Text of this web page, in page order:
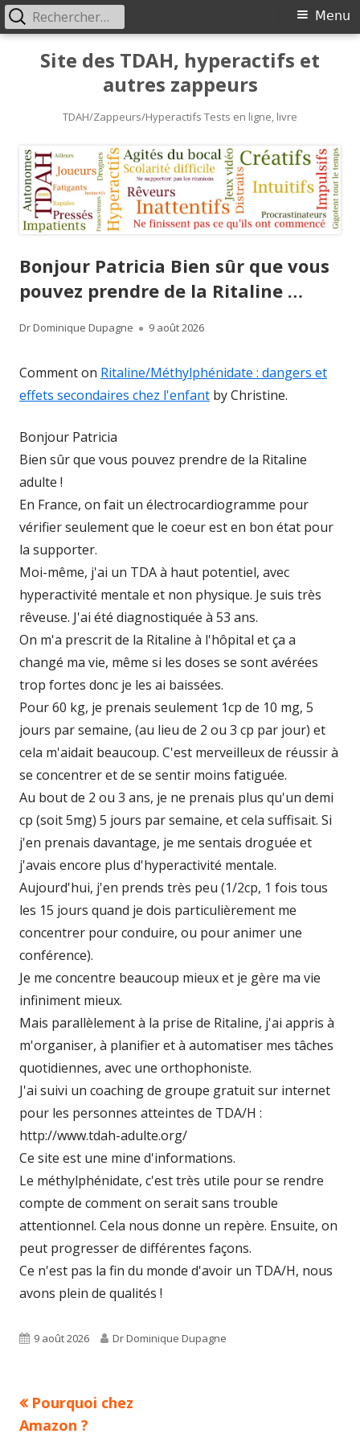
Site des TDAH, hyperactifs et
autres zappeurs
TDAH/Zappeurs/Hyperactifs Tests en ligne, livre
Primary
Menu
Menu
Rechercher :
Bonjour Patricia Bien sûr que vous
pouvez prendre de la Ritaline …
Author
Dr Dominique Dupagne
Published
9 août 2026
Comment on Ritaline/Méthylphénidate : dangers et
effets secondaires chez l'enfant by Christine.
Bonjour Patricia
Bien sûr que vous pouvez prendre de la Ritaline
adulte !
En France, on fait un électrocardiogramme pour
vérifier seulement que le coeur est en bon état pour
la supporter.
Moi-même, j'ai un TDA à haut potentiel, avec
hyperactivité mentale et non physique. Je suis très
rêveuse. J'ai été diagnostiquée à 53 ans.
On m'a prescrit de la Ritaline à l'hôpital et ça a
changé ma vie, même si les doses se sont avérées
trop fortes donc je les ai baissées.
Pour 60 kg, je prenais seulement 1cp de 10 mg, 5
jours par semaine, (au lieu de 2 ou 3 cp par jour) et
cela m'aidait beaucoup. C'est merveilleux de réussir à
se concentrer et de se sentir moins fatiguée.
Au bout de 2 ou 3 ans, je ne prenais plus qu'un demi
cp (soit 5mg) 5 jours par semaine, et cela suffisait. Si
j'en prenais davantage, je me sentais droguée et
j'avais encore plus d'hyperactivité mentale.
Aujourd'hui, j'en prends très peu (1/2cp, 1 fois tous
les 15 jours quand je dois particulièrement me
concentrer pour conduire, ou pour animer une
conférence).
Je me concentre beaucoup mieux et je gère ma vie
infiniment mieux.
Mais parallèlement à la prise de Ritaline, j'ai appris à
m'organiser, à planifier et à automatiser mes tâches
quotidiennes, avec une orthophoniste.
J'ai suivi un coaching de groupe gratuit sur internet
pour les personnes atteintes de TDA/H :
http://www.tdah-adulte.org/
Ce site est une mine d'informations.
Le méthylphénidate, c'est très utile pour se rendre
compte de comment on serait sans trouble
attentionnel. Cela nous donne un repère. Ensuite, on
peut progresser de différentes façons.
Ce n'est pas la fin du monde d'avoir un TDA/H, nous
avons plein de qualités !
Published
9 août 2026 Author
Dr Dominique Dupagne
Navigation
Previous
article:
Pourquoi chez
Amazon ?